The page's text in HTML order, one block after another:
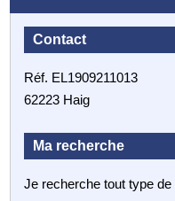
Contact
Réf. EL1909211013
62223 Haig
Ma recherche
Je recherche tout type